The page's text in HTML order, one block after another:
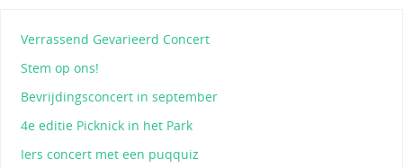
Verrassend Gevarieerd Concert
Stem op ons!
Bevrijdingsconcert in september
4e editie Picknick in het Park
Iers concert met een puqquiz